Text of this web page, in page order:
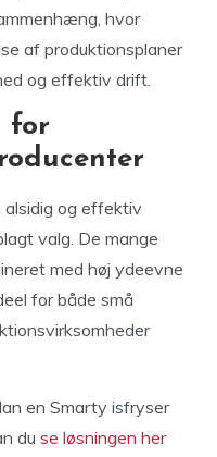
hvor
af produktionsplaner
og effektiv drift.
for
alsidig og effektiv
valg. De mange
med høj ydeevne
for både små
en Smarty isfryser
du se løsningen her